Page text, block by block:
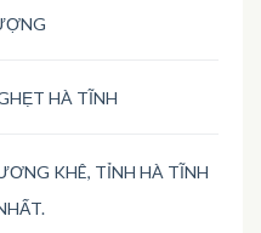
HÀ TĨNH
KHÊ, TỈNH HÀ TĨNH